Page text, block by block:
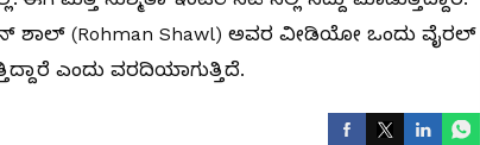
(Rohman Shawl) ಅವರ ವೀಡಿಯೋ ಒಂದು ವೈರಲ್‌
ಎಂದು ವರದಿಯಾಗುತ್ತಿದೆ.